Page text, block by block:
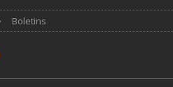
Boletins